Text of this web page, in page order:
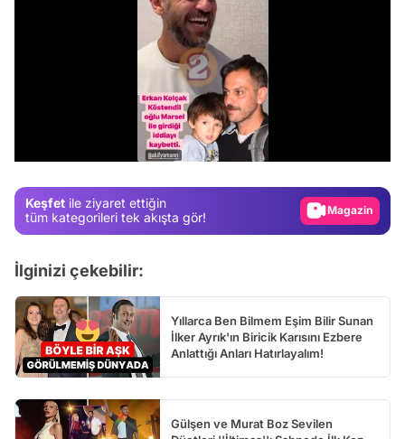
Keşfet ile ziyaret ettiğin
tüm kategorileri tek akışta gör!
Video
İlginizi çekebilir:
Yıllarca Ben Bilmem Eşim Bilir Sunan
İlker Ayrık'ın Biricik Karısını Ezbere
Anlattığı Anları Hatırlayalım!
Gülşen ve Murat Boz Sevilen